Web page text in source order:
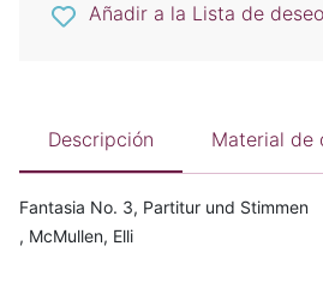
Añadir a la Lista de
Descripción Material de
Fantasia No. 3, Partitur und Stimmen
, McMullen, Elli